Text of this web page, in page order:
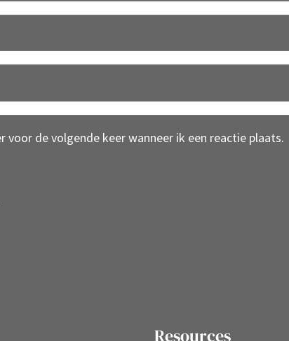
voor de volgende keer wanneer ik een reactie plaats.
Resources